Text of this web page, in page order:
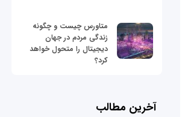
متاورس چیست و چگونه
زندگی مردم در جهان
دیجیتال را متحول خواهد
کرد؟
آخرین مطالب